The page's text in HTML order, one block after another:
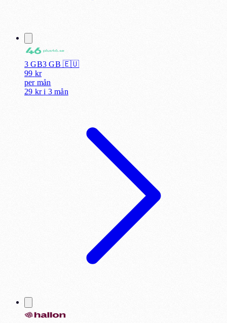
3 GB3 GB 🇪🇺
99 kr
per mån
29 kr i 3 mån